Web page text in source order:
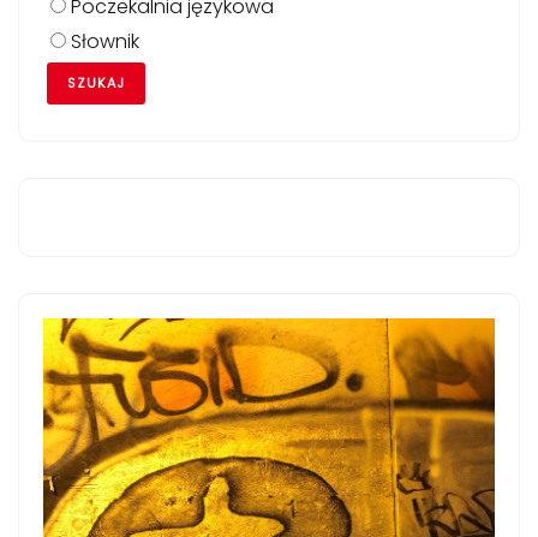
Poczekalnia językowa
Słownik